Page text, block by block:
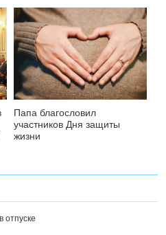
Папа благословил
участников Дня защиты
жизни
отпуске